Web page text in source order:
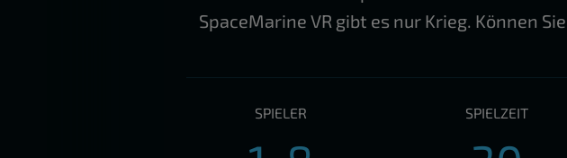
SpaceMarine VR gibt es nur Krieg. Können
SPIELER SPIELZEIT